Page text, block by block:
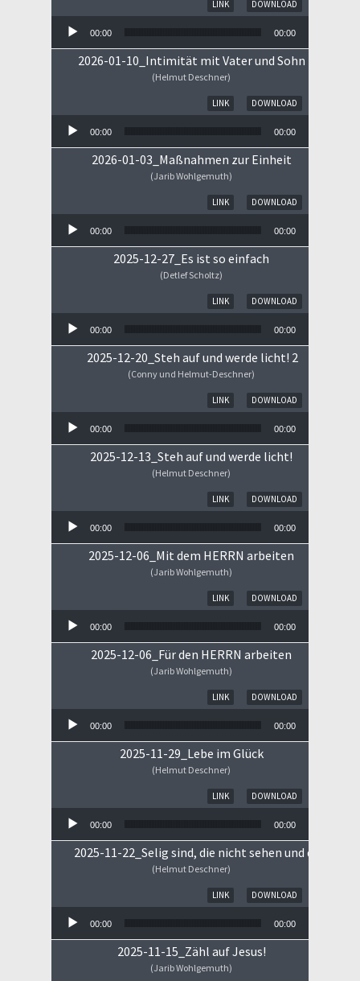
DOWNLOAD
LINK
00:00 00:00
2026-01-10_Intimität mit Vater und Sohn
(Helmut Deschner)
DOWNLOAD
LINK
00:00 00:00
2026-01-03_Maßnahmen zur Einheit
(Jarib Wohlgemuth)
DOWNLOAD
LINK
00:00 00:00
2025-12-27_Es ist so einfach
(Detlef Scholtz)
DOWNLOAD
LINK
00:00 00:00
2025-12-20_Steh auf und werde licht! 2
(Conny und Helmut-Deschner)
DOWNLOAD
LINK
00:00 00:00
2025-12-13_Steh auf und werde licht!
(Helmut Deschner)
DOWNLOAD
LINK
00:00 00:00
2025-12-06_Mit dem HERRN arbeiten
(Jarib Wohlgemuth)
DOWNLOAD
LINK
00:00 00:00
2025-12-06_Für den HERRN arbeiten
(Jarib Wohlgemuth)
DOWNLOAD
LINK
00:00 00:00
2025-11-29_Lebe im Glück
(Helmut Deschner)
DOWNLOAD
LINK
00:00 00:00
2025-11-22_Selig sind, die nicht sehen und doch
(Helmut Deschner)
DOWNLOAD
LINK
00:00 00:00
2025-11-15_Zähl auf Jesus!
(Jarib Wohlgemuth)